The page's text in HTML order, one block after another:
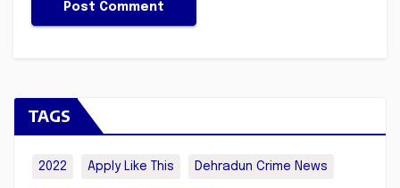
TAGS
2022 Apply Like This Dehradun Crime News